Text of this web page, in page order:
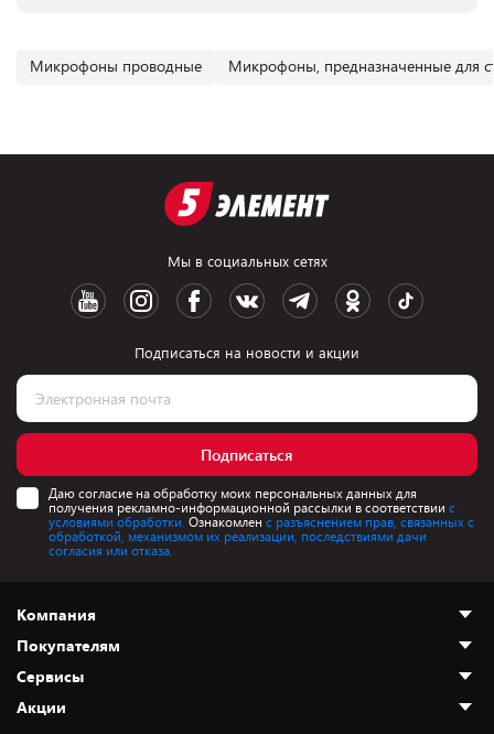
Микрофоны проводные Микрофоны, предназначенные для
Мы в социальных сетях
Подписаться на новости и акции
Подписаться
Даю согласие на обработку моих персональных данных для
получения рекламно-информационной рассылки в соответствии с
условиями обработки. Ознакомлен с разъяснением прав, связанных с
обработкой, механизмом их реализации, последствиями дачи
согласия или отказа.
Компания
О нас
Адреса магазинов
Новости
Покупателям
Как сделать заказ
Оплата и доставка
Сервисы
Акции